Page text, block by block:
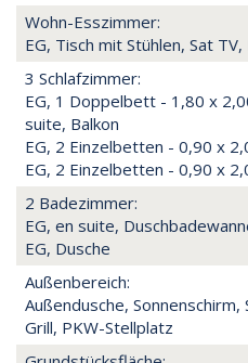
Wohn-Esszimmer:
EG, Tisch mit Stühlen, Sat
3 Schlafzimmer:
EG, 1 Doppelbett - 1,80 x
suite, Balkon
EG, 2 Einzelbetten - 0,90 x
EG, 2 Einzelbetten - 0,90 x
2 Badezimmer:
EG, en suite,
EG, Dusche
Außenbereich:
Außendusche,
Grill, PKW-Stellplatz